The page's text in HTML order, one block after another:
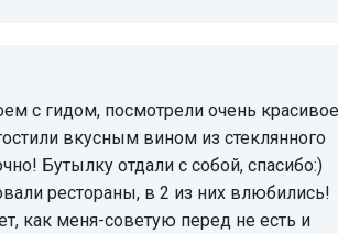
вкусным вином из стеклянного
Бутылку отдали с собой, спасибо:)
рестораны, в 2 из них влюбились!
как меня-советую перед не есть и